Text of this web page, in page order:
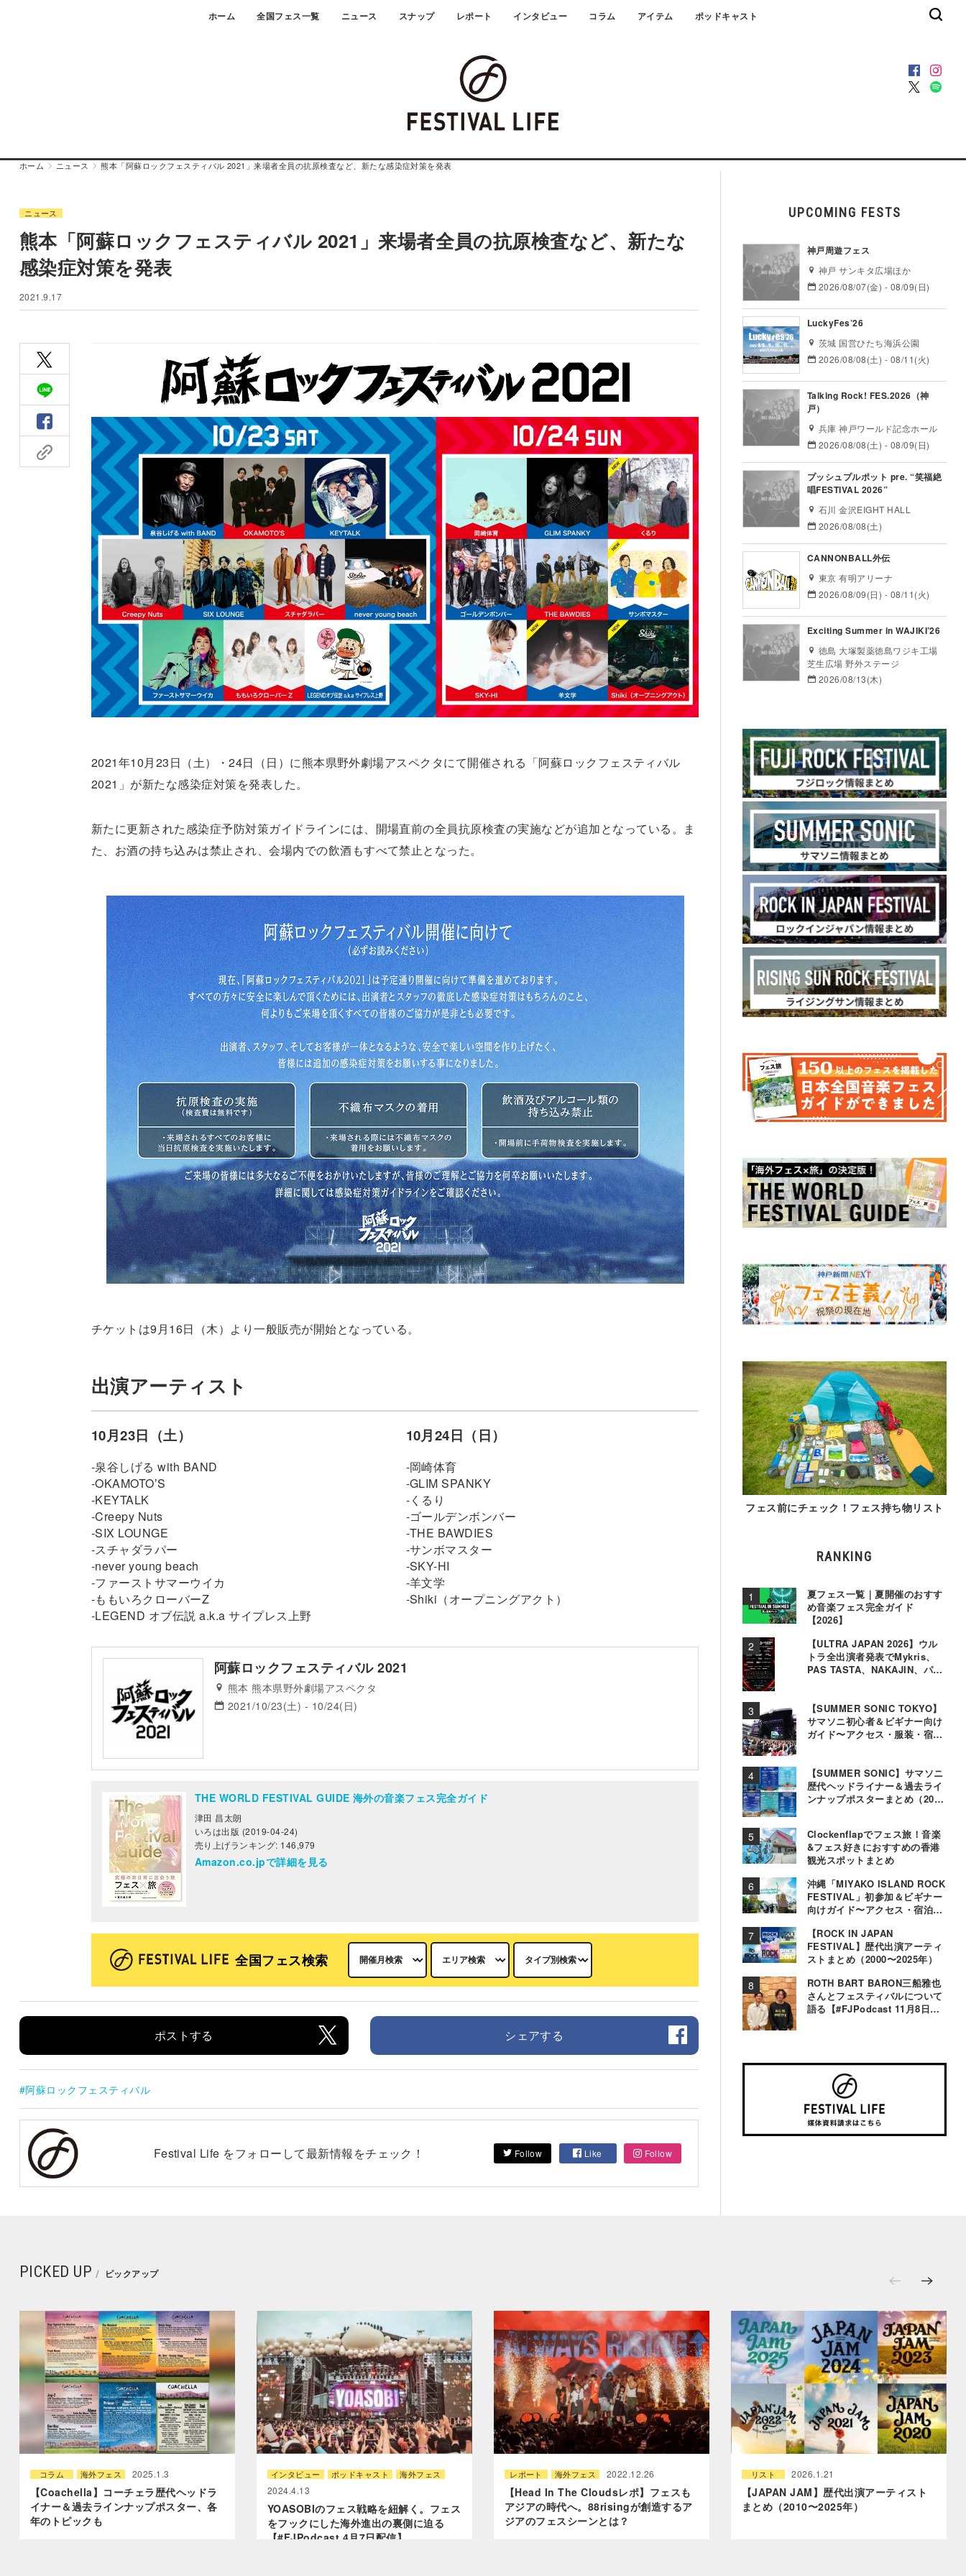
ホーム 全国フェス一覧 ニュース スナップ レポート インタビュー コラム アイテム ポッドキャスト
ホーム ニュース 熊本「阿蘇ロックフェスティバル 2021」来場者全員の抗原検査など、新たな感染症対策を発表
ニュース
熊本「阿蘇ロックフェスティバル 2021」来場者全員の抗原検査など、新たな
感染症対策を発表
2021.9.17
2021年10月23日（土）・24日（日）に熊本県野外劇場アスペクタにて開催される「阿蘇ロックフェスティバル
2021」が新たな感染症対策を発表した。
新たに更新された感染症予防対策ガイドラインには、開場直前の全員抗原検査の実施などが追加となっている。ま
た、お酒の持ち込みは禁止され、会場内での飲酒もすべて禁止となった。
チケットは9月16日（木）より一般販売が開始となっている。
出演アーティスト
10月23日（土）
-泉谷しげる with BAND
-OKAMOTOʼS
-KEYTALK
-Creepy Nuts
-SIX LOUNGE
-スチャダラパー
-never young beach
-ファーストサマーウイカ
-ももいろクローバーZ
-LEGEND オブ伝説 a.k.a サイプレス上野
10月24日（日）
-岡崎体育
-GLIM SPANKY
-くるり
-ゴールデンボンバー
-THE BAWDIES
-サンボマスター
-SKY-HI
-羊文学
-Shiki（オープニングアクト）
阿蘇ロックフェスティバル 2021
熊本 熊本県野外劇場アスペクタ
2021/10/23(土) - 10/24(日)
THE WORLD FESTIVAL GUIDE 海外の音楽フェス完全ガイド
津田 昌太朗
いろは出版 (2019-04-24)
売り上げランキング: 146,979
Amazon.co.jpで詳細を見る
全国フェス検索
ポストする シェアする
阿蘇ロックフェスティバル
Festival Life をフォローして最新情報をチェック！ Follow Like Follow
UPCOMING FESTS
神戸周遊フェス
神戸 サンキタ広場ほか
2026/08/07(金) - 08/09(日)
LuckyFes’26
茨城 国営ひたち海浜公園
2026/08/08(土) - 08/11(火)
Talking Rock! FES.2026（神
戸）
兵庫 神戸ワールド記念ホール
2026/08/08(土) - 08/09(日)
プッシュプルポット pre. “笑福絶
唱FESTIVAL 2026”
石川 金沢EIGHT HALL
2026/08/08(土)
CANNONBALL外伝
東京 有明アリーナ
2026/08/09(日) - 08/11(火)
Exciting Summer in WAJIKI’26
徳島 大塚製薬徳島ワジキ工場
芝生広場 野外ステージ
2026/08/13(木)
フェス前にチェック！フェス持ち物リスト
RANKING
夏フェス一覧｜夏開催のおすす
め音楽フェス完全ガイド
【2026】
【ULTRA JAPAN 2026】ウル
トラ全出演者発表でMykris、
PAS TASTA、NAKAJIN、パソ
【SUMMER SONIC TOKYO】
サマソニ初心者＆ビギナー向け
ガイド〜アクセス・服装・宿泊
【SUMMER SONIC】サマソニ
歴代ヘッドライナー＆過去ライ
ンナップポスターまとめ（2000
Clockenflapでフェス旅！音楽
&フェス好きにおすすめの香港
観光スポットまとめ
沖縄「MIYAKO ISLAND ROCK
FESTIVAL」初参加＆ビギナー
向けガイド〜アクセス・宿泊・
【ROCK IN JAPAN
FESTIVAL】歴代出演アーティ
ストまとめ（2000〜2025年）
ROTH BART BARON三船雅也
さんとフェスティバルについて
語る【#FJPodcast 11月8日配
PICKED UP ピックアップ
コラム 海外フェス 2025.1.3
【Coachella】コーチェラ歴代ヘッドラ
イナー＆過去ラインナップポスター、各
年のトピックも
インタビュー ポッドキャスト 海外フェス
2024.4.13
YOASOBIのフェス戦略を紐解く。フェス
をフックにした海外進出の裏側に迫る
【#FJPodcast 4月7日配信】
レポート 海外フェス 2022.12.26
【Head In The Cloudsレポ】フェスも
アジアの時代へ。88risingが創造するア
ジアのフェスシーンとは？
リスト 2026.1.21
【JAPAN JAM】歴代出演アーティスト
まとめ（2010〜2025年）